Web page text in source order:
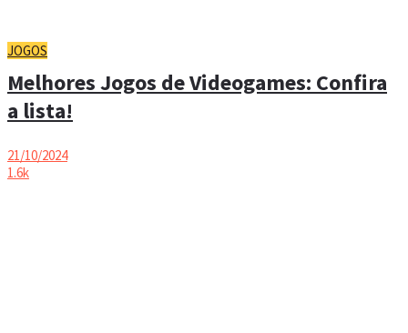
JOGOS
Melhores Jogos de Videogames: Confira
a lista!
21/10/2024
1.6k